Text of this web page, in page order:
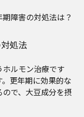
障害の対処法は？
処法
ホルモン治療です
更年期に効果的な
で、大豆成分を摂